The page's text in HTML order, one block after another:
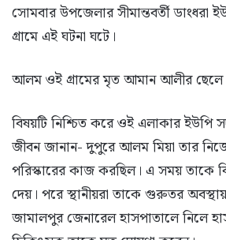
সোমবার উপজেলার সীমান্তবর্তী ডাংধরা
গ্রামে এই ঘটনা ঘটে।
আলম ওই গ্রামের মৃত আমান আলীর
বিষয়টি নিশ্চিত করে ওই এলাকার ইউপি
জীবন জানান- দুপুরে আলম মিয়া তার
পরিস্কারের কাজ করছিল। এ সময় তাকে
দেয়। পরে স্থানীয়রা তাকে গুরুতর
জামালপুর জেনারেল হাসপাতালে নিলে